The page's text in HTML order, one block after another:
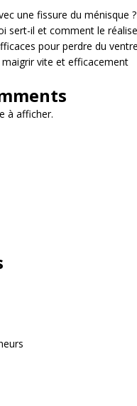
une fissure du ménisque ?
sert-il et comment le
pour perdre du
vite et efficacement
à afficher.